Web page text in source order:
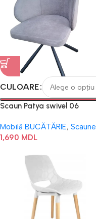
CULOARE
Scaun Patya swivel 06
Mobilă BUCĂTĂRIE, Scaune
1,690 MDL